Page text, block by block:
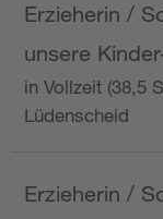
Erzieherin /
unsere
in Vollzeit (38,5
Lüdenscheid
Erzieherin /